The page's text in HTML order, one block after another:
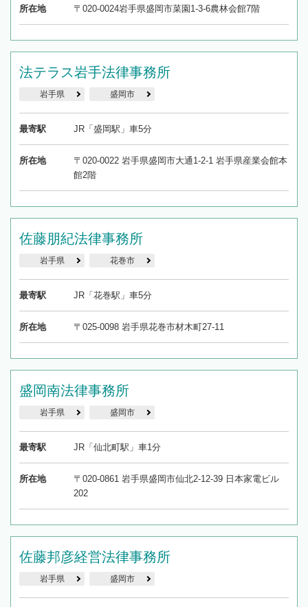
所在地 〒020-0024岩手県盛岡市菜園1-3-6農林会館7階
法テラス岩手法律事務所
岩手県 盛岡市
最寄駅 JR「盛岡駅」車5分
所在地
〒020-0022 岩手県盛岡市大通1-2-1 岩手県産業会館本
館2階
佐藤朋紀法律事務所
岩手県 花巻市
最寄駅 JR「花巻駅」車5分
所在地 〒025-0098 岩手県花巻市材木町27-11
盛岡南法律事務所
岩手県 盛岡市
最寄駅 JR「仙北町駅」車1分
所在地
〒020-0861 岩手県盛岡市仙北2-12-39 日本家電ビル
202
佐藤邦彦経営法律事務所
岩手県 盛岡市